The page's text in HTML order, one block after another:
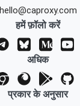
hello@caproxy.com
हमें फ़ॉलो करें
अधिक
प्रकार के अनुसार